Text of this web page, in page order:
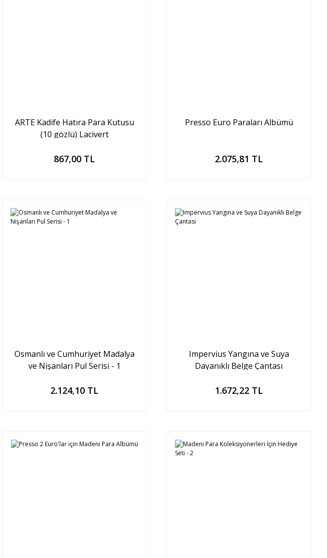
ARTE Kadife Hatıra Para Kutusu
(10 gözlü) Lacivert
867,00 TL
Sepete Ekle
Presso Euro Paraları Albümü
2.075,81 TL
Sepete Ekle
Osmanlı ve Cumhuriyet Madalya
ve Nişanları Pul Serisi - 1
2.124,10 TL
Sepete Ekle
Impervius Yangına ve Suya
Dayanıklı Belge Çantası
1.672,22 TL
Sepete Ekle